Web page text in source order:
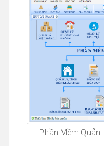
Phần Mềm Quản